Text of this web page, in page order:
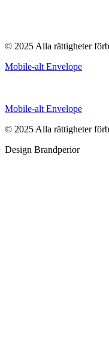
© 2025 Alla rättigheter
Mobile-alt Envelope
Mobile-alt Envelope
© 2025 Alla rättigheter
Design Brandperior